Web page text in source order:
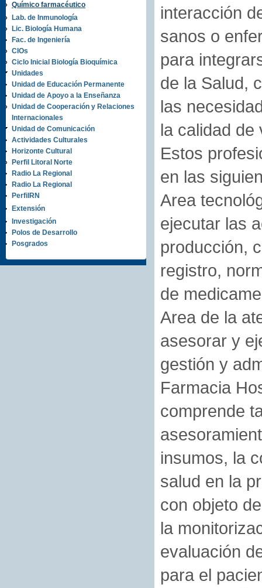
Químico farmacéutico
Lab. de Inmunología
Lic. Biología Humana
Fac. de Ingeniería
CIOs
Ciclo Inicial Biología Bioquímica
Unidades
Unidad de Educación Permanente
Unidad de Apoyo a la Enseñanza
Unidad de Cooperación y Relaciones
Internacionales
Unidad de Comunicación
Actividades Culturales
Horizonte Cultural
Perfil Litoral Norte
Radio La Regional
Radio La Regional
PerfilRN
Extensión
Investigación
Polos de Desarrollo
Posgrados
interacción
sanos o
para
de la Salud,
las
la calidad de
Estos
en las
Area
ejecutar las
producción,
registro,
de
Area de la
asesorar y
gestión y
Farmacia
comprende
insumos, la
salud en la
con objeto
la
evaluación
para el